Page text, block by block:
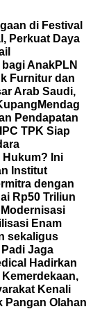
di Festival
Perkuat Daya
bagi AnakPLN
Furnitur dan
Arab Saudi,
Mendag
Pendapatan
IPC TPK Siap
Hukum? Ini
Institut
dengan
Rp50 Triliun
Enam
sekaligus
Jaga
Hadirkan
Kenali
Pangan Olahan